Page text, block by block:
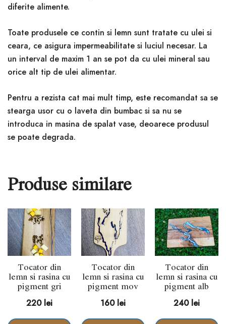
diferite alimente.
Toate produsele ce contin si lemn sunt tratate cu ulei si
ceara, ce asigura impermeabilitate si luciul necesar. La
un interval de maxim 1 an se pot da cu ulei mineral sau
orice alt tip de ulei alimentar.
Pentru a rezista cat mai mult timp, este recomandat sa se
stearga usor cu o laveta din bumbac si sa nu se
introduca in masina de spalat vase, deoarece produsul
se poate degrada.
Produse similare
Tocator din
lemn si rasina cu
pigment gri
220 lei
Tocator din
lemn si rasina cu
pigment mov
160 lei
Tocator din
lemn si rasina cu
pigment alb
240 lei